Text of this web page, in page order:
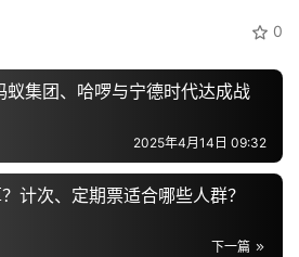
注册
0
集团、哈啰与宁德时代达成战
2025年4月14日 09:32
计次、定期票适合哪些人群？
下一篇